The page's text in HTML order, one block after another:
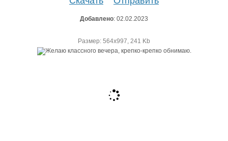
Добавлено: 02.02.2023
Размер: 564х997, 241 Kb